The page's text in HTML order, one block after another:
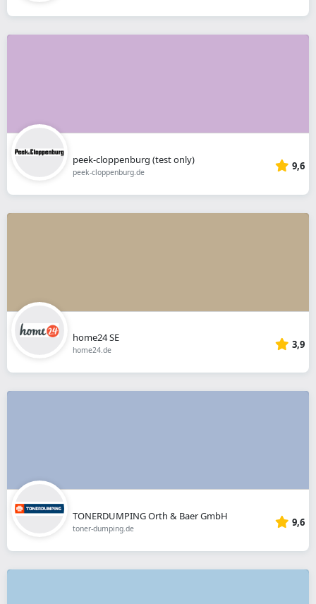
peek-cloppenburg (test only)
peek-cloppenburg.de 9,6
home24 SE
home24.de 3,9
TONERDUMPING Orth & Baer GmbH
toner-dumping.de 9,6